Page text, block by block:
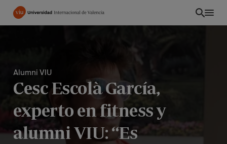
Pasar
Alumni VIU
Cesc Escolà García,
experto en fitness y
alumni VIU: “Es